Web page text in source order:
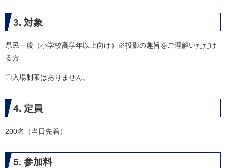
3. 対象
県民一般（小学校高学年以上向け）※投影の趣旨をご理解いただけ
る方
〇入場制限はありません。
4. 定員
200名（当日先着）
5. 参加料